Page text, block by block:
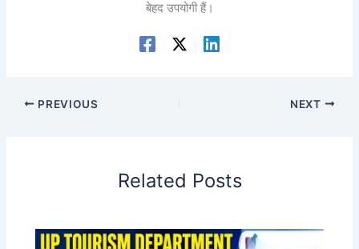
बेहद उपयोगी हैं।
PREVIOUS NEXT
Related Posts